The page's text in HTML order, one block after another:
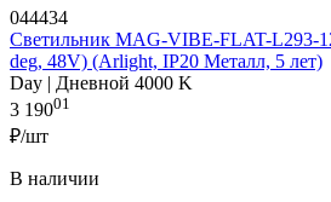
044434
Светильник MAG-VIBE-FLAT-L293-
deg, 48V) (Arlight, IP20 Металл, 5 лет)
Day | Дневной 4000 K
3 19001
₽/шт
В наличии